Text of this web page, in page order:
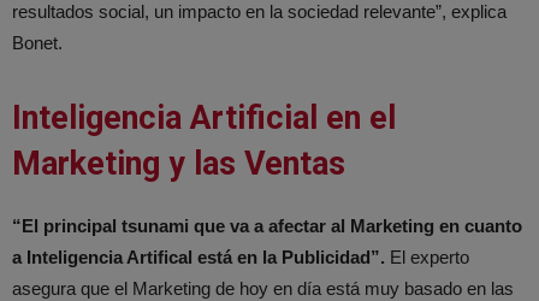
resultados social, un impacto en la sociedad relevante”, explica
Bonet.
Inteligencia Artificial en el
Marketing y las Ventas
“El principal tsunami que va a afectar al Marketing en cuanto
a Inteligencia Artifical está en la Publicidad”. El experto
asegura que el Marketing de hoy en día está muy basado en las